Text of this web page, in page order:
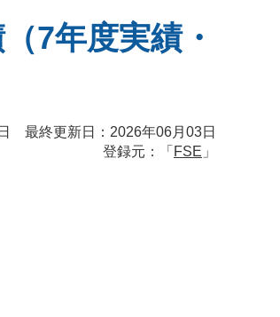
7年度実績・
最終更新日：2026年06月03日
登録元：「 FSE 」